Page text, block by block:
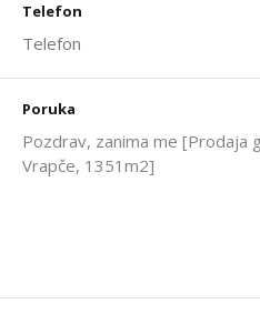
Telefon
Poruka